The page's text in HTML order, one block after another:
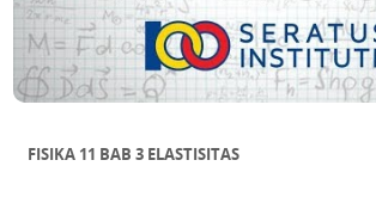
FISIKA 11 BAB 3 ELASTISITAS